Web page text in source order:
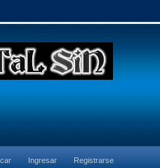
Ingresar Registrarse